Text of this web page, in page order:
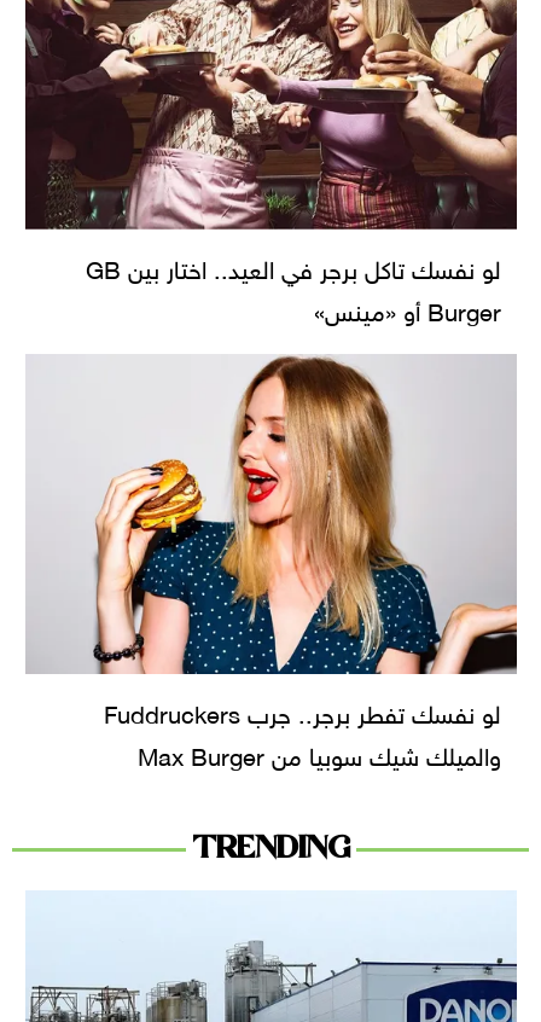
لو نفسك تاكل برجر في العيد.. اختار بين GB
Burger أو «مينس»
لو نفسك تفطر برجر.. جرب Fuddruckers
والميلك شيك سوبيا من Max Burger
TRENDING